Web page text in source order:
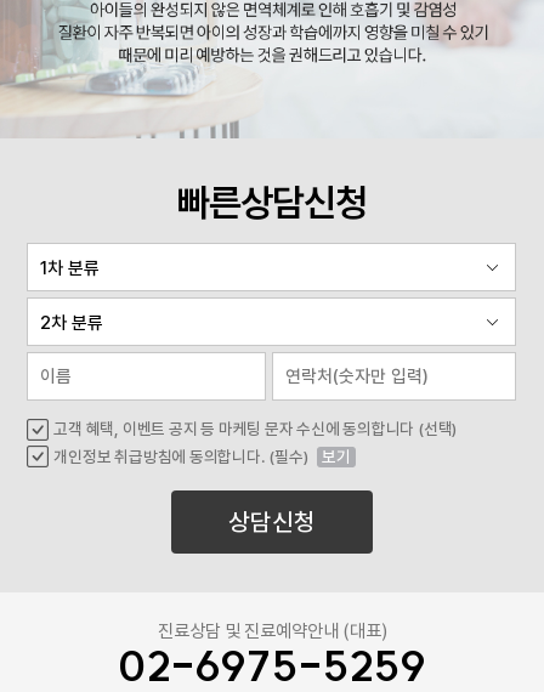
빠른상담신청
고객 혜택, 이벤트 공지 등 마케팅 문자 수신에 동의합니다 (선택)
개인정보 취급방침에 동의합니다. (필수)
보기
상담신청
진료상담 및 진료예약안내 (대표)
02-6975-5259